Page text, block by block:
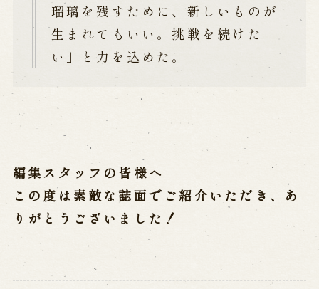
瑠璃を残すために、新しいものが
生まれてもいい。挑戦を続けた
い」と力を込めた。
編集スタッフの皆様へ
この度は素敵な誌面でご紹介いただき、あ
りがとうございました！